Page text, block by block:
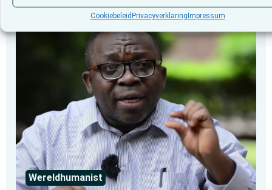
Cookiebeleid Privacyverklaring Impressum
Wereldhumanist